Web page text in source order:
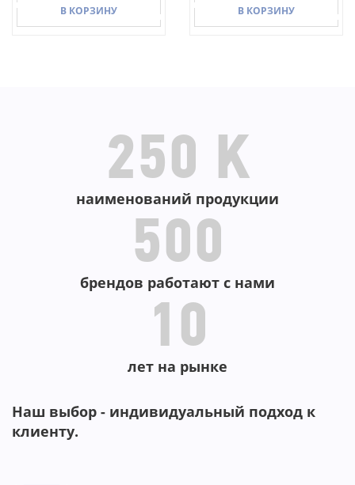
В КОРЗИНУ В КОРЗИНУ
250 K
наименований продукции
500
брендов работают с нами
10
лет на рынке
Наш выбор - индивидуальный подход к
клиенту.